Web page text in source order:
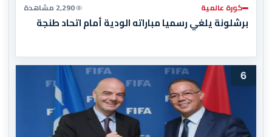
كورة عالمية 2,290 مشاهدة
برشلونة يلغي رسميا مباراته الودية أمام اتحاد طنجة
6